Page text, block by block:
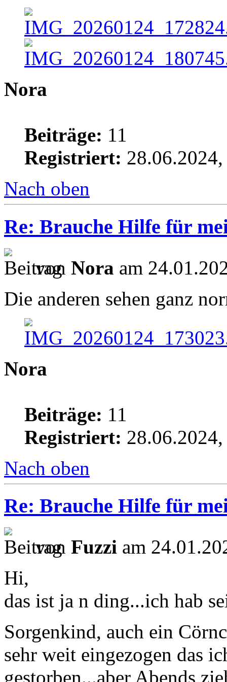
Nora
Beiträge: 11
Registriert:
Nach oben
Re: Brauche Hilfe für
von Nora am
Die anderen sehen ganz
Nora
Beiträge: 11
Registriert:
Nach oben
Re: Brauche Hilfe für
von Fuzzi am
Hi,
das ist ja n ding...ich hab
Sorgenkind, auch ein
sehr weit eingezogen das
gestorben...aber Abends